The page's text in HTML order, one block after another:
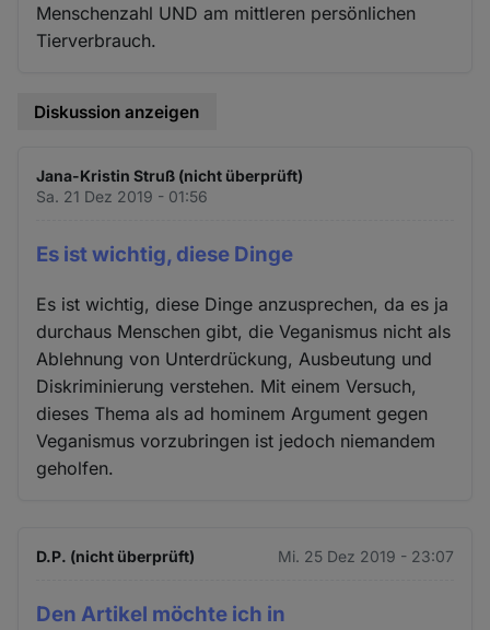
Menschenzahl UND am mittleren persönlichen
Tierverbrauch.
Diskussion anzeigen
Jana-Kristin Struß (nicht überprüft)
Sa. 21 Dez 2019 - 01:56
Es ist wichtig, diese Dinge
Es ist wichtig, diese Dinge anzusprechen, da es ja
durchaus Menschen gibt, die Veganismus nicht als
Ablehnung von Unterdrückung, Ausbeutung und
Diskriminierung verstehen. Mit einem Versuch,
dieses Thema als ad hominem Argument gegen
Veganismus vorzubringen ist jedoch niemandem
geholfen.
D.P. (nicht überprüft) Mi. 25 Dez 2019 - 23:07
Den Artikel möchte ich in